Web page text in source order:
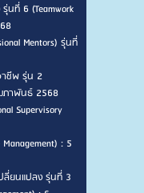
นที่ 6 (Teamwork
Mentors) รุ่นที่
าชีพ รุ่น 2
มภาพันธ์ 2568
Supervisory
: 5
ลี่ยนแปลง รุ่นที่ 3